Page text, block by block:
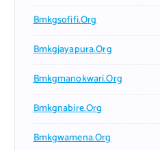
Bmkgsofifi.org
Bmkgjayapura.org
Bmkgmanokwari.org
Bmkgnabire.org
Bmkgwamena.org